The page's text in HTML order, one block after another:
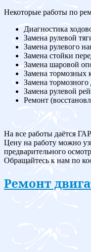
Некоторые работы по
Диагностика
Замена рулевой
Замена рулевого
Замена стойки
Замена шаровой
Замена тормозных
Замена тормозного
Замена рулевой
Ремонт
На все работы даётся
Цену на работу можно
предварительного
Обращайтесь к нам по
Ремонт